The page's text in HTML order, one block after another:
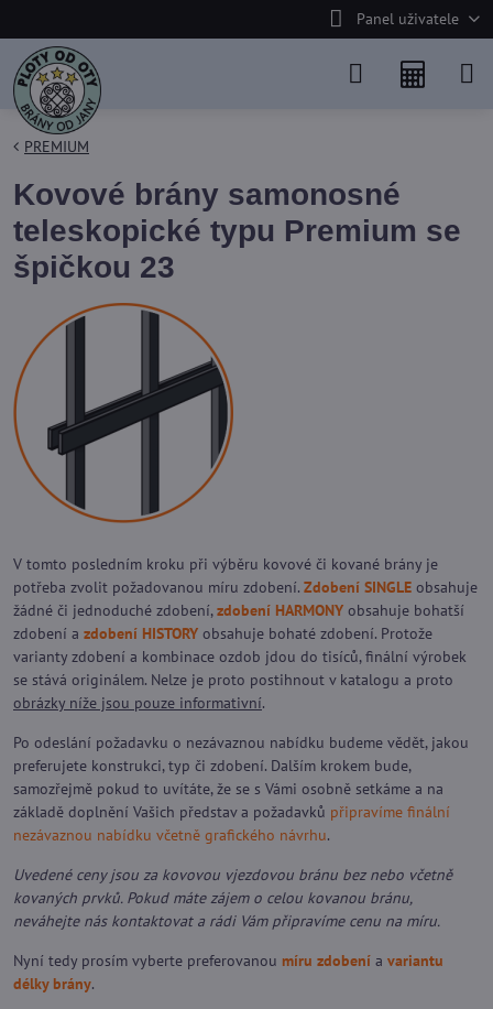
Panel uživatele
PREMIUM
Kovové brány samonosné
teleskopické typu Premium se
špičkou 23
V tomto posledním kroku při výběru kovové či kované brány je
potřeba zvolit požadovanou míru zdobení. Zdobení SINGLE obsahuje
žádné či jednoduché zdobení,zdobení HARMONY obsahuje bohatší
zdobení a zdobení HISTORY obsahuje bohaté zdobení. Protože
varianty zdobení a kombinace ozdob jdou do tisíců, finální výrobek
se stává originálem. Nelze je proto postihnout v katalogu a proto
obrázky níže jsou pouze informativní.
Po odeslání požadavku o nezávaznou nabídku budeme vědět, jakou
preferujete konstrukci, typ či zdobení. Dalším krokem bude,
samozřejmě pokud to uvítáte, že se s Vámi osobně setkáme a na
základě doplnění Vašich představ a požadavků připravíme finální
nezávaznou nabídku včetně grafického návrhu.
Uvedené ceny jsou za kovovou vjezdovou bránu bez nebo včetně
kovaných prvků. Pokud máte zájem o celou kovanou bránu,
neváhejte nás kontaktovat a rádi Vám připravíme cenu na míru.
Nyní tedy prosím vyberte preferovanou míru zdobení a variantu
délky brány.